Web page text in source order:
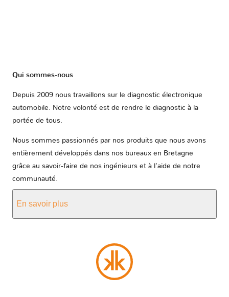
Qui sommes-nous
Depuis 2009 nous travaillons sur le diagnostic électronique
automobile. Notre volonté est de rendre le diagnostic à la
portée de tous.
Nous sommes passionnés par nos produits que nous avons
entièrement développés dans nos bureaux en Bretagne
grâce au savoir-faire de nos ingénieurs et à l'aide de notre
communauté.
En savoir plus